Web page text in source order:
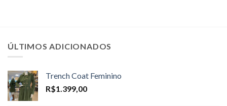
ÚLTIMOS ADICIONADOS
Trench Coat Feminino
R$1.399,00